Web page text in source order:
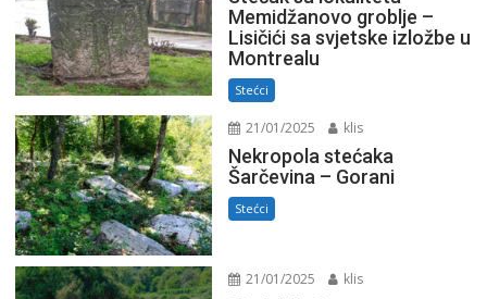
Memidžanovo groblje –
Lisičići sa svjetske izložbe u
Montrealu
Stećci
21/01/2025 klis
Nekropola stećaka
Šarčevina – Gorani
Stećci
21/01/2025 klis